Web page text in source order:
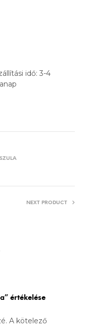
idő: 3-4
NEXT PRODUCT
értékelése
A kötelező